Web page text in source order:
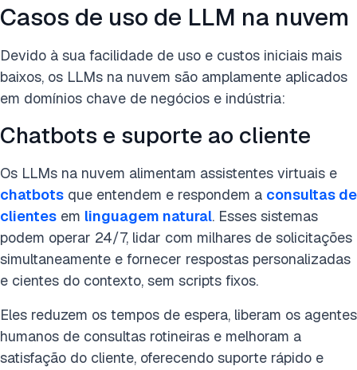
Casos de uso de LLM na nuvem
Devido à sua facilidade de uso e custos iniciais mais
baixos, os LLMs na nuvem são amplamente aplicados
em domínios chave de negócios e indústria:
Chatbots e suporte ao cliente
Os LLMs na nuvem alimentam assistentes virtuais e
chatbots que entendem e respondem a consultas de
clientes em linguagem natural. Esses sistemas
podem operar 24/7, lidar com milhares de solicitações
simultaneamente e fornecer respostas personalizadas
e cientes do contexto, sem scripts fixos.
Eles reduzem os tempos de espera, liberam os agentes
humanos de consultas rotineiras e melhoram a
satisfação do cliente, oferecendo suporte rápido e